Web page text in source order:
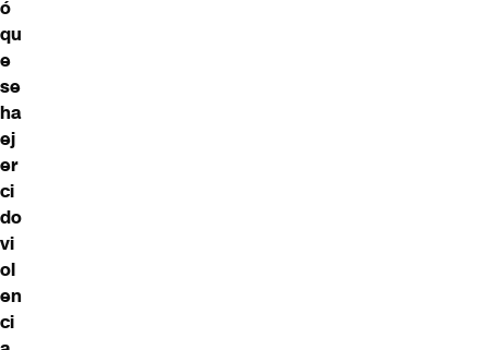
ó
qu
e
se
ha
ej
er
ci
do
vi
ol
en
ci